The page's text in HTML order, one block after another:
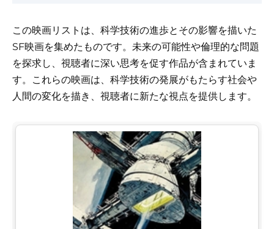
この映画リストは、科学技術の進歩とその影響を描いた
SF映画を集めたものです。未来の可能性や倫理的な問題
を探求し、視聴者に深い思考を促す作品が含まれていま
す。これらの映画は、科学技術の発展がもたらす社会や
人間の変化を描き、視聴者に新たな視点を提供します。